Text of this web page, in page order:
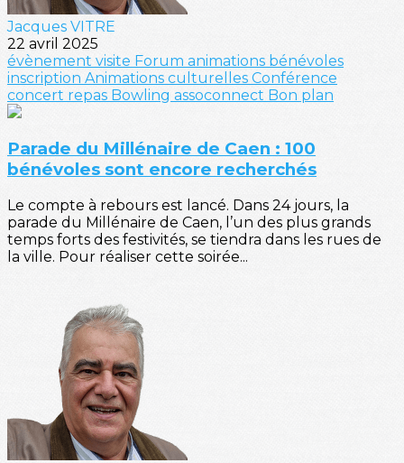
Jacques VITRE
22 avril 2025
évènement visite Forum animations bénévoles
inscription Animations culturelles Conférence
concert repas Bowling assoconnect Bon plan
Parade du Millénaire de Caen : 100
bénévoles sont encore recherchés
Le compte à rebours est lancé. Dans 24 jours, la
parade du Millénaire de Caen, l’un des plus grands
temps forts des festivités, se tiendra dans les rues de
la ville. Pour réaliser cette soirée...